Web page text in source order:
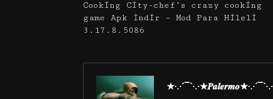
Cooking City-chef’s crazy cooking
game Apk İndir – Mod Para Hileli
3.17.8.5086